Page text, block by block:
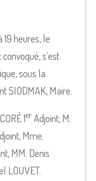
19 heures, le
s’est
sous la
SIODMAK, Maire.
1erAdjoint, M.
Mme.
MM. Denis
LOUVET.